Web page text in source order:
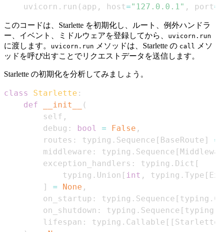
    uvicorn
. run ( app , host="127.0.0.1" , port=
このコードは、Starlette を初期化し、ルート、例外ハンドラ
ー、イベント、ミドルウェアを登録してから、
uvicorn.run
に渡します。 uvicorn.run メソッドは、Starlette の call
メソ
ッドを呼び出すことでリクエストデータを送信します。
Starlette の初期化を分析してみましょう。
class Starlette :
def
__init__
(
        self
,
        debug
: bool = False ,
        routes
: typing . Sequence [ BaseRoute ]
=
        middleware
: typing . Sequence [
        exception_handlers
: typing . Dict [
            typing
. Union [ int , typing . Type [
]
= None ,
        on_startup
: typing . Sequence [ typing .
        on_shutdown
: typing . Sequence [ typing
        lifespan
: typing . Callable [ [ Starlette